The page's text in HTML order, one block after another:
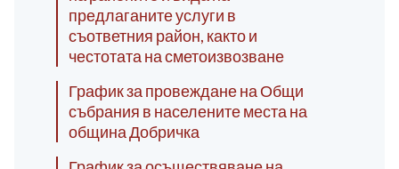
предлаганите услуги в
съответния район, както и
честотата на сметоизвозване
График за провеждане на Общи
събрания в населените места на
община Добричка